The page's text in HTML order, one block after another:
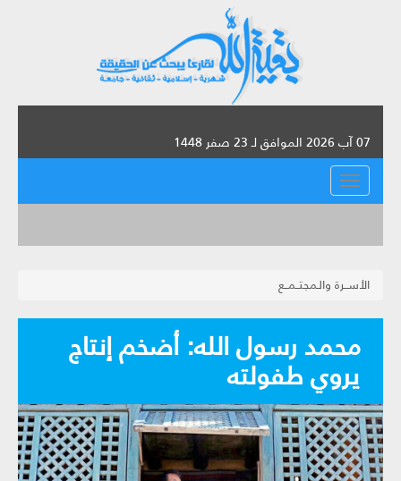
07 آب 2026 الموافق لـ 23 صفر 1448
القائمة
الأســرة والـمجتــمــع
محمد رسول الله: أضخم إنتاج
يروي طفولته